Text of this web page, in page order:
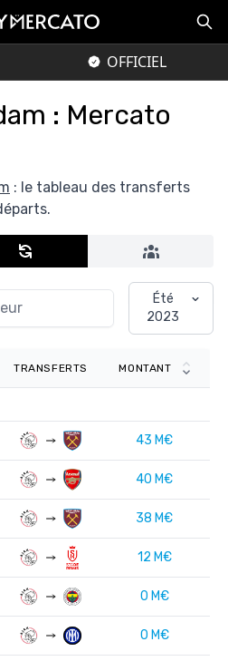
OFFICIEL
: Mercato
: le tableau des transferts
Été
2023
TRANSFERTS MONTANT
43 M€
40 M€
38 M€
12 M€
0 M€
0 M€